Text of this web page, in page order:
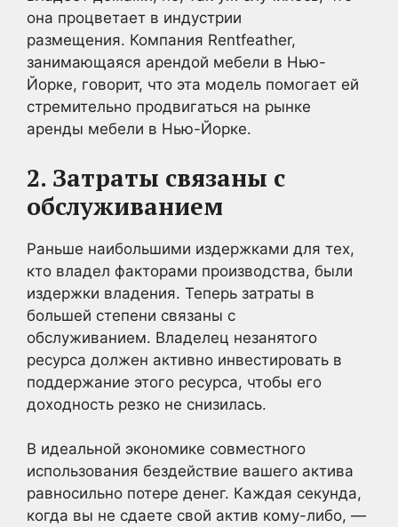
она процветает в индустрии
размещения. Компания Rentfeather,
занимающаяся арендой мебели в Нью-
Йорке, говорит, что эта модель помогает ей
стремительно продвигаться на рынке
аренды мебели в Нью-Йорке.
2. Затраты связаны с
обслуживанием
Раньше наибольшими издержками для тех,
кто владел факторами производства, были
издержки владения. Теперь затраты в
большей степени связаны с
обслуживанием. Владелец незанятого
ресурса должен активно инвестировать в
поддержание этого ресурса, чтобы его
доходность резко не снизилась.
В идеальной экономике совместного
использования бездействие вашего актива
равносильно потере денег. Каждая секунда,
когда вы не сдаете свой актив кому-либо, —